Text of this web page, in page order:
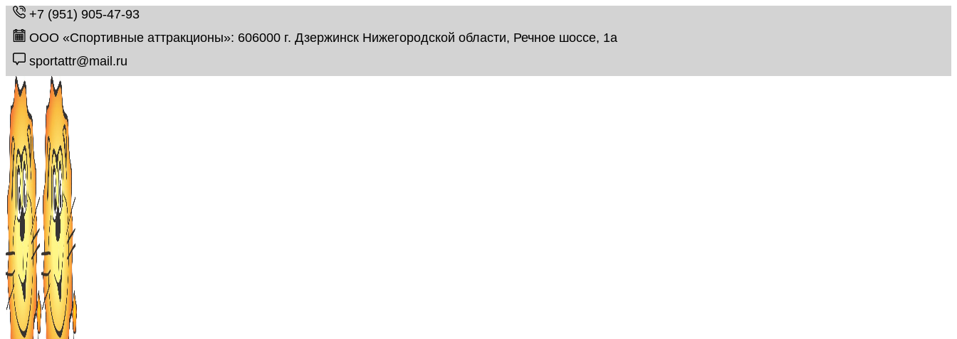
+7 (951) 905-47-93
ООО «Спортивные аттракционы»: 606000 г. Дзержинск Нижегородской области, Речное шоссе, 1а
sportattr@mail.ru